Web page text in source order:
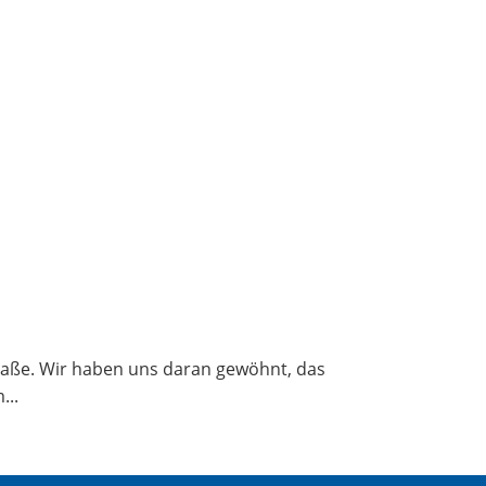
Wir haben uns dar­an gewöhnt, das